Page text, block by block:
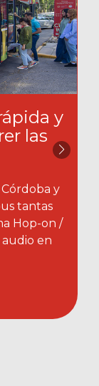
y
las
y
tantas
Hop-on /
en